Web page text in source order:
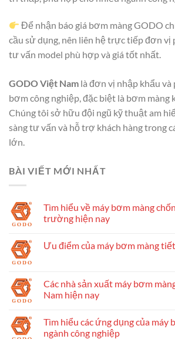
Để nhận báo giá bơm màng GODO
cầu sử dụng, nên liên hệ trực tiếp đơn vị
tư vấn model phù hợp và giá tốt nhất.
GODO Việt Nam là đơn vị nhập khẩu
bơm công nghiệp, đặc biệt là bơm màng
Chúng tôi sở hữu đội ngũ kỹ thuật am
sàng tư vấn và hỗ trợ khách hàng trong
lớn.
BÀI VIẾT MỚI NHẤT
Tìm hiểu về máy bơm màng
trường hiện nay
Ưu điểm của máy bơm màng
Các nhà sản xuất máy bơm
Nam hiện nay
Tìm hiểu các ứng dụng của máy
ngành công nghiệp